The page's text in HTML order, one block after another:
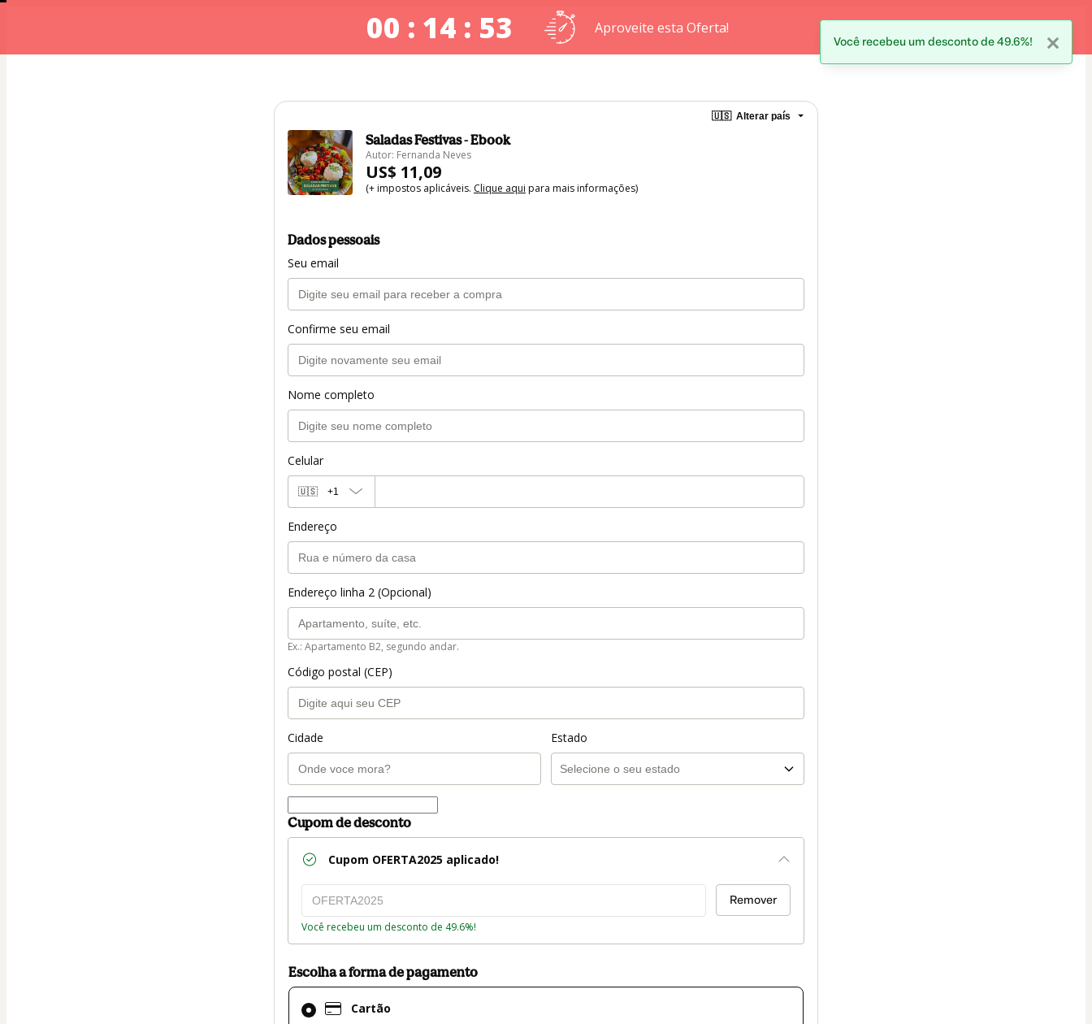
00 : 14 : 53 Aproveite esta Oferta!
🇺🇸 Alterar país
Saladas Festivas - Ebook
Autor: Fernanda Neves
US$ 11,09
(+ impostos aplicáveis. Clique aqui para mais informações)
Dados pessoais
Seu email
Confirme seu email
Nome completo
Celular
🇺🇸 +1
Endereço
Endereço linha 2 (Opcional)
Ex.: Apartamento B2, segundo andar.
Código postal (CEP)
Cidade Estado
Cupom de desconto
Cupom OFERTA2025 aplicado!
Você recebeu um desconto de 49.6%!
Remover
Escolha a forma de pagamento
Cartão
Cartão
selecionado
Você recebeu um desconto de 49.6%!